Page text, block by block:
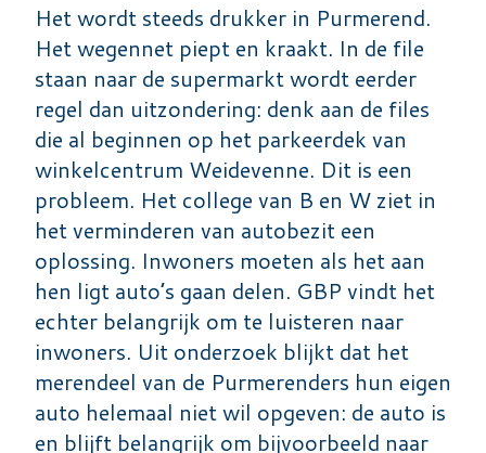
Het wordt steeds drukker in Purmerend.
Het wegennet piept en kraakt. In de file
staan naar de supermarkt wordt eerder
regel dan uitzondering: denk aan de files
die al beginnen op het parkeerdek van
winkelcentrum Weidevenne. Dit is een
probleem. Het college van B en W ziet in
het verminderen van autobezit een
oplossing. Inwoners moeten als het aan
hen ligt auto’s gaan delen. GBP vindt het
echter belangrijk om te luisteren naar
inwoners. Uit onderzoek blijkt dat het
merendeel van de Purmerenders hun eigen
auto helemaal niet wil opgeven: de auto is
en blijft belangrijk om bijvoorbeeld naar